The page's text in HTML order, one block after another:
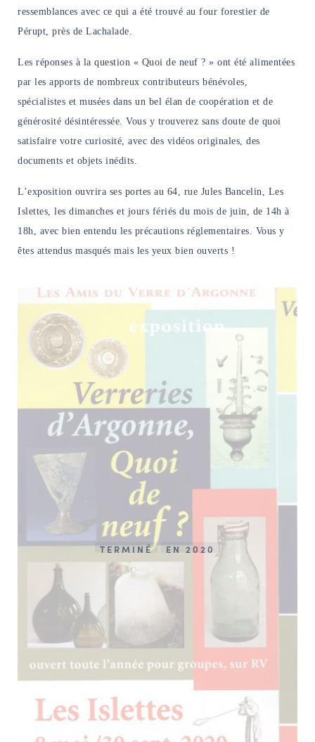
Responsables de structures
Étudiants & chercheurs
ressemblances avec ce qui a été trouvé au four forestier de
Pérupt, près de Lachalade.
Les réponses à la question « Quoi de neuf ? » ont été alimentées
par les apports de nombreux contributeurs bénévoles,
spécialistes et musées dans un bel élan de coopération et de
générosité désintéressée. Vous y trouverez sans doute de quoi
satisfaire votre curiosité, avec des vidéos originales, des
documents et objets inédits.
L’exposition ouvrira ses portes au 64, rue Jules Bancelin, Les
Islettes, les dimanches et jours fériés du mois de juin, de 14h à
18h, avec bien entendu les précautions réglementaires. Vous y
êtes attendus masqués mais les yeux bien ouverts !
TERMINÉ EN 2020